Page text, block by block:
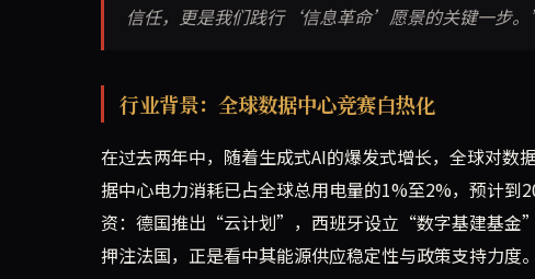
信任，更是我们践行‘信息革命’愿景的关键一步。
行业背景：全球数据中心竞赛白热化
在过去两年中，随着生成式AI的爆发式增长，全球对数
据中心电力消耗已占全球总用电量的1%至2%，预计
资：德国推出“云计划”，西班牙设立“数字基建基金
押注法国，正是看中其能源供应稳定性与政策支持力度。